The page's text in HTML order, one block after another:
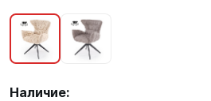
Наличие: